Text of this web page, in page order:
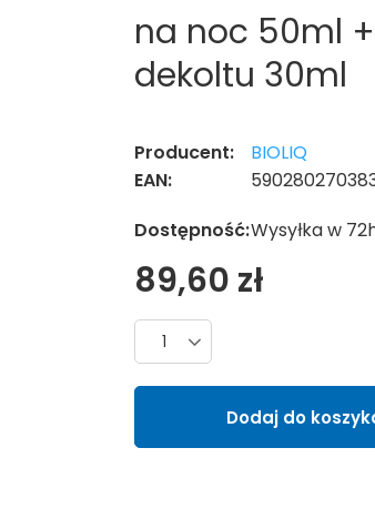
na noc 50ml
dekoltu 30ml
Producent:
BIOLIQ
EAN:
Dostępność:Wysyłka w
89,60 zł
Liczba produktów
Dodaj do